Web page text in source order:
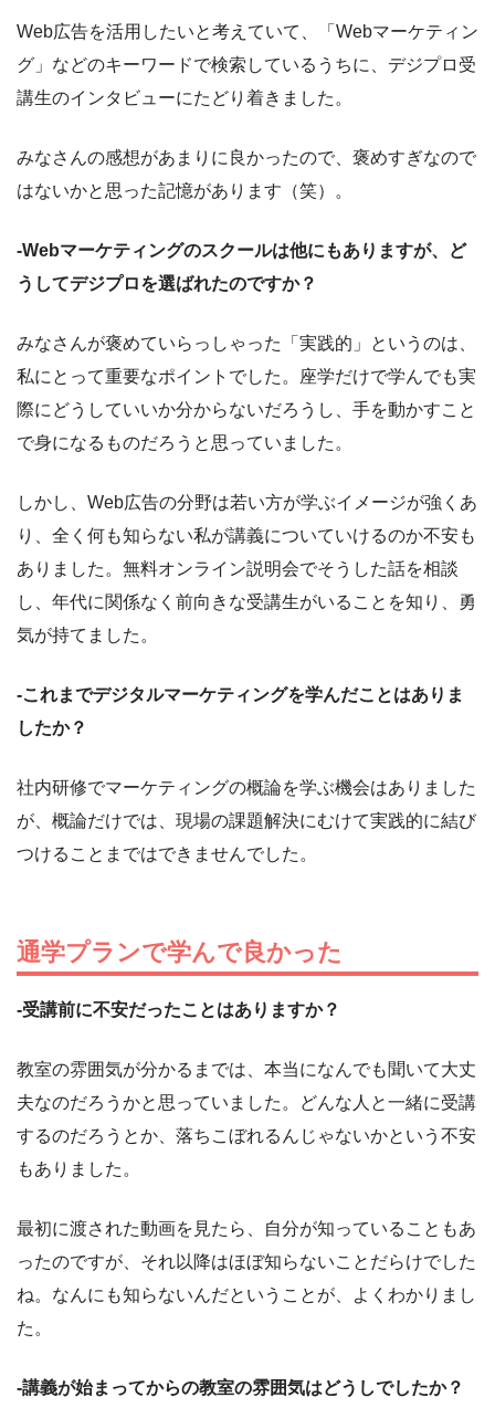
Web広告を活用したいと考えていて、「Webマーケティン
グ」などのキーワードで検索しているうちに、デジプロ受
講生のインタビューにたどり着きました。
みなさんの感想があまりに良かったので、褒めすぎなので
はないかと思った記憶があります（笑）。
-Webマーケティングのスクールは他にもありますが、ど
うしてデジプロを選ばれたのですか？
みなさんが褒めていらっしゃった「実践的」というのは、
私にとって重要なポイントでした。座学だけで学んでも実
際にどうしていいか分からないだろうし、手を動かすこと
で身になるものだろうと思っていました。
しかし、Web広告の分野は若い方が学ぶイメージが強くあ
り、全く何も知らない私が講義についていけるのか不安も
ありました。無料オンライン説明会でそうした話を相談
し、年代に関係なく前向きな受講生がいることを知り、勇
気が持てました。
-これまでデジタルマーケティングを学んだことはありま
したか？
社内研修でマーケティングの概論を学ぶ機会はありました
が、概論だけでは、現場の課題解決にむけて実践的に結び
つけることまではできませんでした。
通学プランで学んで良かった
-受講前に不安だったことはありますか？
教室の雰囲気が分かるまでは、本当になんでも聞いて大丈
夫なのだろうかと思っていました。どんな人と一緒に受講
するのだろうとか、落ちこぼれるんじゃないかという不安
もありました。
最初に渡された動画を見たら、自分が知っていることもあ
ったのですが、それ以降はほぼ知らないことだらけでした
ね。なんにも知らないんだということが、よくわかりまし
た。
-講義が始まってからの教室の雰囲気はどうしでしたか？